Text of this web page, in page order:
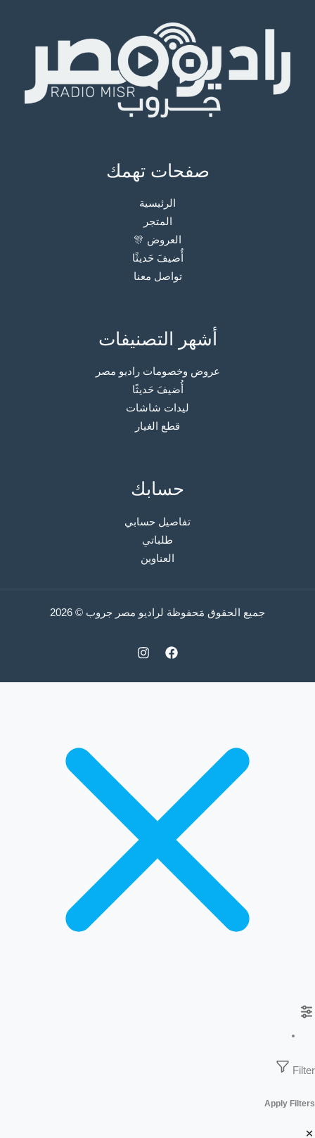
صفحات تهمك
الرئيسية
المتجر
العروض 🎊
أُضيفَ حَديثًا
تواصل معنا
أشهر التصنيفات
عروض وخصومات راديو مصر
أُضيفَ حَديثًا
ليدات شاشات
قطع الغيار
حسابك
تفاصيل حسابي
طلباتي
العناوين
جميع الحقوق مَحفوظة لراديو مصر جروب © 2026
Filter
Apply Filters